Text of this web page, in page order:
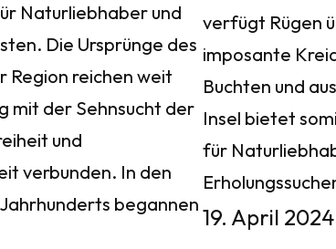
Naturliebhaber und
Die Ursprünge des
Region reichen weit
mit der Sehnsucht der
und
verbunden. In den
begannen
verfügt Rügen
imposante
Buchten und
Insel bietet
für
19. April 2024